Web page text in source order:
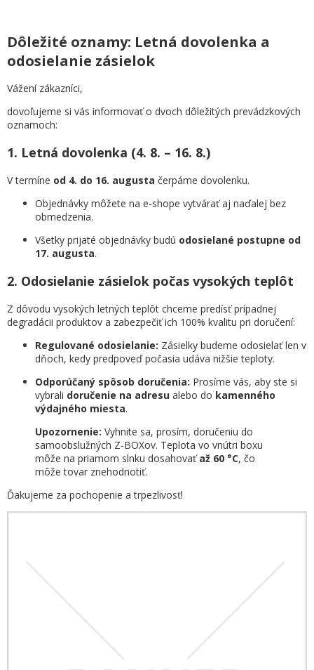
Dôležité oznamy: Letná dovolenka a
odosielanie zásielok
Vážení zákazníci,
dovoľujeme si vás informovať o dvoch dôležitých prevádzkových
oznamoch:
1. Letná dovolenka (4. 8. – 16. 8.)
V termíne od 4. do 16. augusta čerpáme dovolenku.
Objednávky môžete na e-shope vytvárať aj naďalej bez
obmedzenia.
Všetky prijaté objednávky budú odosielané postupne od
17. augusta.
2. Odosielanie zásielok počas vysokých teplôt
Z dôvodu vysokých letných teplôt chceme predísť prípadnej
degradácii produktov a zabezpečiť ich 100% kvalitu pri doručení:
Regulované odosielanie: Zásielky budeme odosielať len v
dňoch, kedy predpoveď počasia udáva nižšie teploty.
Odporúčaný spôsob doručenia: Prosíme vás, aby ste si
vybrali doručenie na adresu alebo do kamenného
výdajného miesta.
Upozornenie: Vyhnite sa, prosím, doručeniu do
samoobslužných Z-BOXov. Teplota vo vnútri boxu
môže na priamom slnku dosahovaťaž 60 °C, čo
môže tovar znehodnotiť.
Ďakujeme za pochopenie a trpezlivosť!